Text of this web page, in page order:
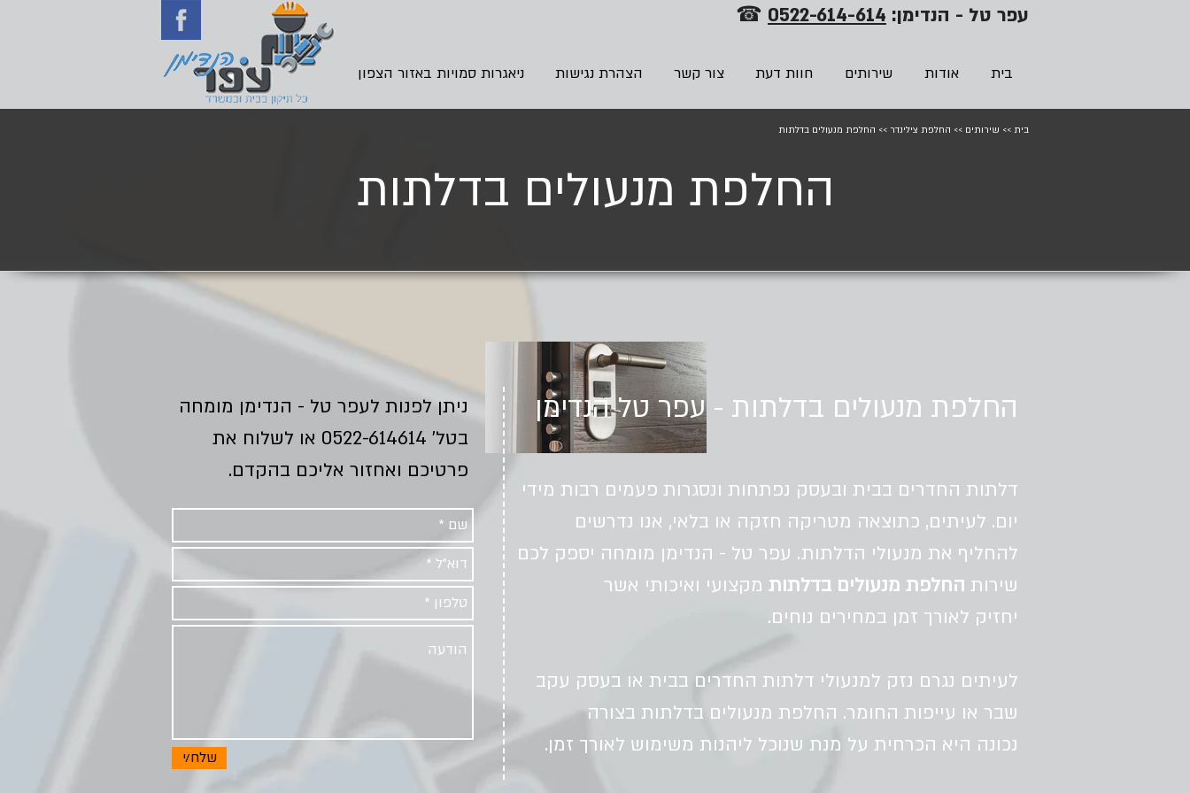
עפר טל - הנדימן: 0522-614-614
☎
בית אודות שירותים חוות דעת צור קשר הצהרת נגישות ניאגרות סמויות באזור הצפון
ניתן לפנות לעפר טל - הנדימן מומחה
בטל' 0522-614614 או לשלוח את
פרטיכם ואחזור אליכם בהקדם.
החלפת מנעולים בדלתות - עפר טל הנדימן
דלתות החדרים בבית ובעסק נפתחות ונסגרות פעמים רבות מידי
יום. לעיתים, כתוצאה מטריקה חזקה או בלאי, אנו נדרשים
להחליף את מנעולי הדלתות. עפר טל - הנדימן מומחה יספק לכם
שירות החלפת מנעולים בדלתות מקצועי ואיכותי אשר
יחזיק לאורך זמן במחירים נוחים.
לעיתים נגרם נזק למנעולי דלתות החדרים בבית או בעסק עקב
שבר או עייפות החומר. החלפת מנעולים בדלתות בצורה
נכונה היא הכרחית על מנת שנוכל ליהנות משימוש לאורך זמן.
שלח/י
בית >> שירותים >> החלפת צילינדר >> החלפת מנעולים בדלתות
החלפת מנעולים בדלתות